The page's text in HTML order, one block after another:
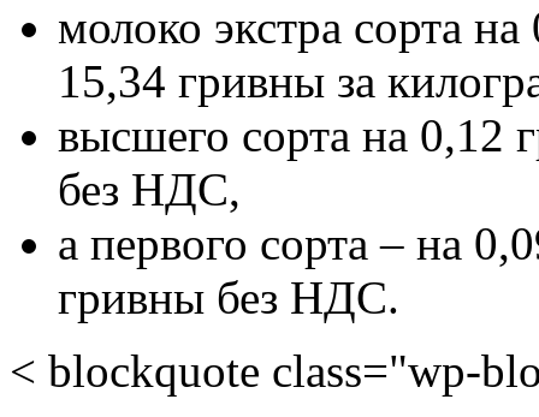
молоко экстра сорта
15,34 гривны за
высшего сорта на 0,12
без НДС,
а первого сорта – на
гривны без НДС.
< blockquote class="wp-